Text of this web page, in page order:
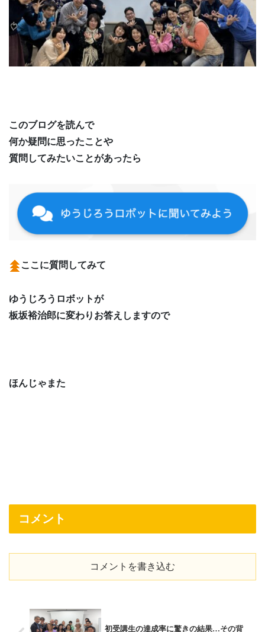
このブログを読んで
何か疑問に思ったことや
質問してみたいことがあったら
ここに質問してみて
ゆうじろうロボットが
板坂裕治郎に変わりお答えしますので
ほんじゃまた
コメント
コメントを書き込む
初受講生の達成率に驚きの結果…その背